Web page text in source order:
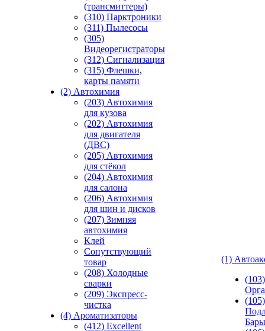
(трансмиттеры)
(310) Парктроники
(311) Пылесосы
(305)
Видеорегистраторы
(312) Сигнализация
(315) Флешки,
карты памяти
(2) Автохимия
(203) Автохимия
для кузова
(202) Автохимия
для двигателя
(ДВС)
(205) Автохимия
для стёкол
(204) Автохимия
для салона
(206) Автохимия
для шин и дисков
(207) Зимняя
автохимия
Клей
Сопутствующий
товар
(208) Холодные
сварки
(209) Экспреcс-
чистка
(4) Ароматизаторы
(412) Excellent
(1)
(105)
Бары